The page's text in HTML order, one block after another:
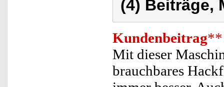
(4) Beiträge,
Kundenbeitrag**
Mit dieser
brauchbares